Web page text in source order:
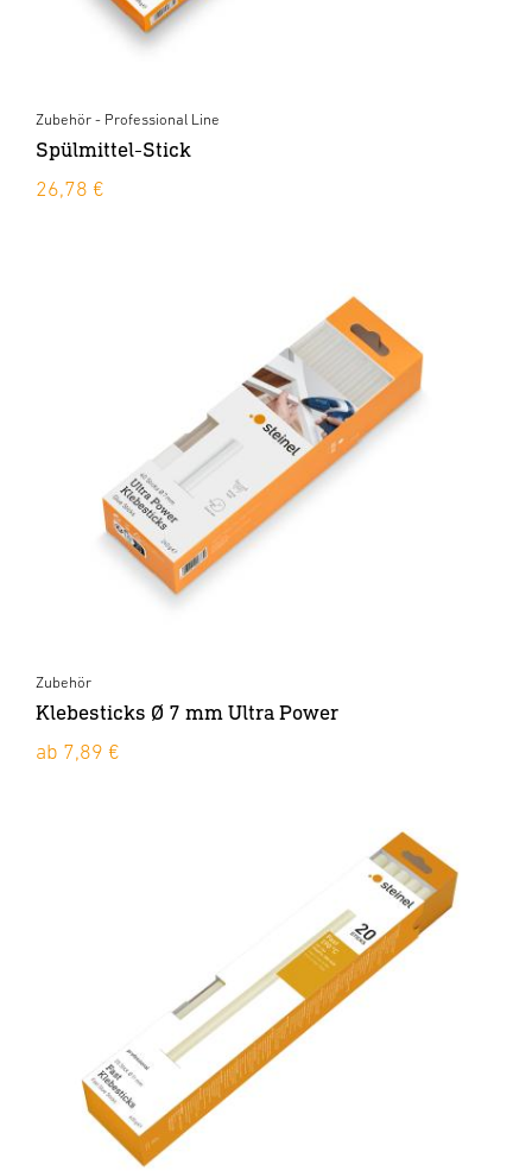
Zubehör - Professional Line
Spülmittel-Stick
26,78 €
Zubehör
Klebesticks Ø 7 mm Ultra Power
ab 7,89 €